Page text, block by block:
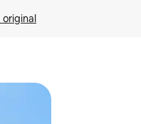
original